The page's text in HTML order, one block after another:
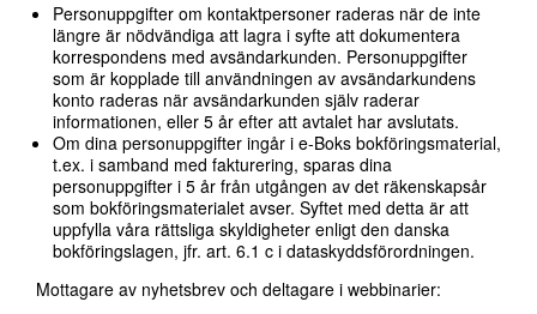
Personuppgifter om kontaktpersoner raderas när de inte
längre är nödvändiga att lagra i syfte att dokumentera
korrespondens med avsändarkunden. Personuppgifter
som är kopplade till användningen av avsändarkundens
konto raderas när avsändarkunden själv raderar
informationen, eller 5 år efter att avtalet har avslutats.
Om dina personuppgifter ingår i e-Boks bokföringsmaterial,
t.ex. i samband med fakturering, sparas dina
personuppgifter i 5 år från utgången av det räkenskapsår
som bokföringsmaterialet avser. Syftet med detta är att
uppfylla våra rättsliga skyldigheter enligt den danska
bokföringslagen, jfr. art. 6.1 c i dataskyddsförordningen.
Mottagare av nyhetsbrev och deltagare i webbinarier: